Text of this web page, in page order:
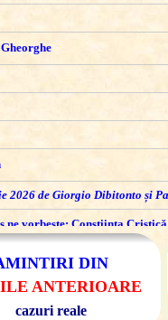
DIN
ANTERIOARE
cazuri reale